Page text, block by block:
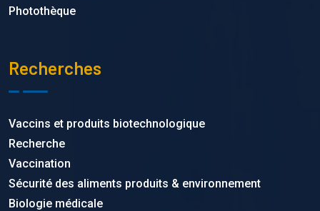
Photothèque
Recherches
Vaccins et produits biotechnologique
Recherche
Vaccination
Sécurité des aliments produits & environnement
Biologie médicale